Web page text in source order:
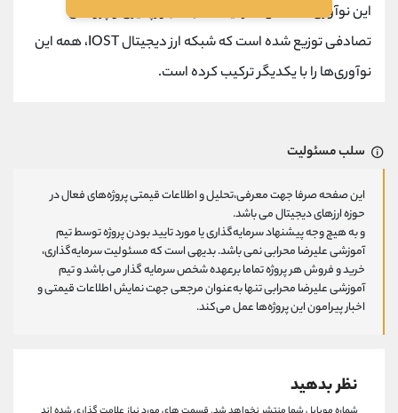
این نوآوری‌ها شامل شاردینگ، اثبات باورپذیری و پروتکل
تصادفی توزیع شده است که شبکه ارز دیجیتال IOST، همه این
نوآوری‌ها را با یکدیگر ترکیب کرده است.
سلب مسئولیت
این صفحه صرفا جهت معرفی،تحلیل و اطلاعات قیمتی پروژه‌های فعال در
حوزه ارزهای دیجیتال می باشد.
و به هیچ وجه پیشنهاد سرمایه‌گذاری یا مورد تایید بودن پروژه توسط تیم
آموزشی علیرضا محرابی نمی باشد. بدیهی است که مسئولیت سرمایه‌گذاری،
خرید و فروش هر پروژه تماما برعهده شخص سرمایه گذار می باشد و تیم
آموزشی علیرضا محرابی تنها به‌عنوان مرجعی جهت نمایش اطلاعات قیمتی و
اخبار پیرامون این پروژه‌‌ها عمل می‌کند.
نظر بدهید